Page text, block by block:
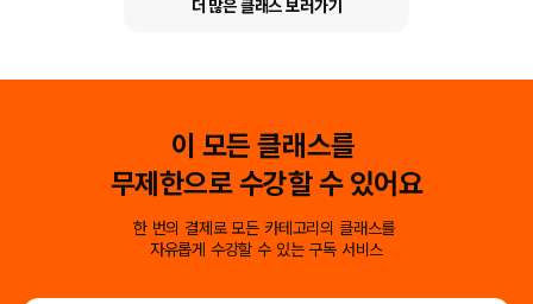
더 많은 클래스 보러가기
이 모든 클래스를
무제한으로 수강할 수 있어요
한 번의 결제로 모든 카테고리의 클래스를
자유롭게 수강할 수 있는 구독 서비스